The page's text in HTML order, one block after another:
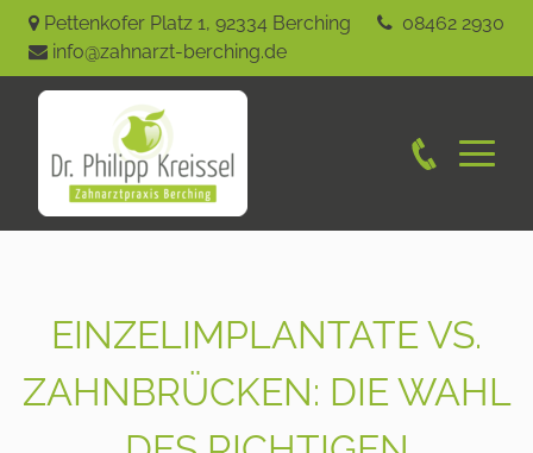
Pettenkofer Platz 1, 92334 Berching
08462 2930
info@zahnarzt-berching.de
EINZELIMPLANTATE VS.
ZAHNBRÜCKEN: DIE WAHL